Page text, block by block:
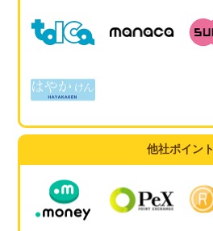
他社ポイント